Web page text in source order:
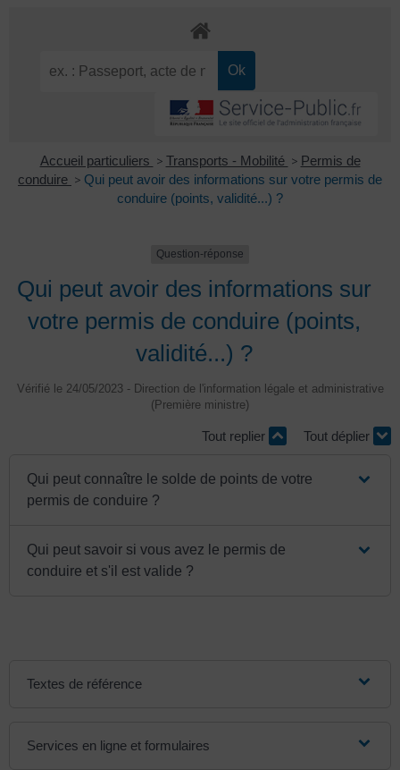
Accueil particuliers > Transports - Mobilité > Permis de
conduire > Qui peut avoir des informations sur votre permis de
conduire (points, validité...) ?
Question-réponse
Qui peut avoir des informations sur
votre permis de conduire (points,
validité...) ?
Vérifié le 24/05/2023 - Direction de l'information légale et administrative
(Première ministre)
Tout replier Tout déplier
Qui peut connaître le solde de points de votre
permis de conduire ?
Qui peut savoir si vous avez le permis de
conduire et s'il est valide ?
Textes de référence
Services en ligne et formulaires